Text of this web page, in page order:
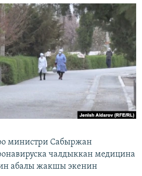
сайттары
министри Сабыржан
чалдыккан медицина
абалы жакшы экенин